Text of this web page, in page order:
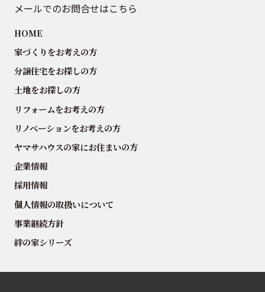
メールでのお問合せはこちら
HOME
家づくりをお考えの方
分譲住宅をお探しの方
土地をお探しの方
リフォームをお考えの方
リノベーションをお考えの方
ヤマサハウスの家にお住まいの方
企業情報
採用情報
個人情報の取扱いについて
事業継続方針
絆の家シリーズ